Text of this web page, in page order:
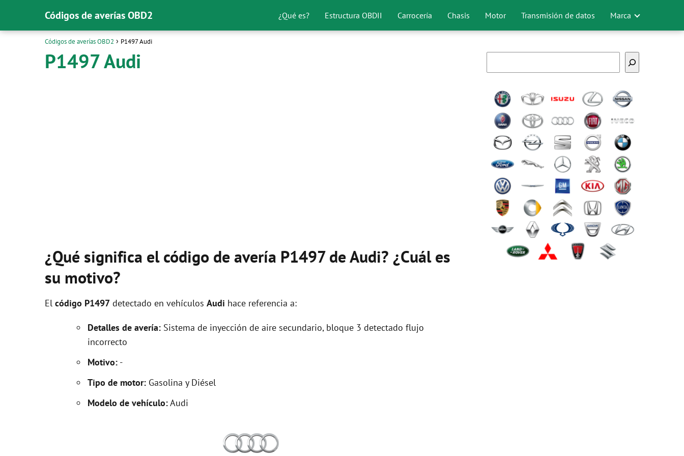
Códigos de averías OBD2 ¿Qué es? Estructura OBDII Carrocería Chasis Motor Transmisión de datos Marca
Códigos de averías OBD2 P1497 Audi
P1497 Audi
¿Qué significa el código de avería P1497 de Audi? ¿Cuál es
su motivo?
El código P1497 detectado en vehículos Audi hace referencia a:
Detalles de avería: Sistema de inyección de aire secundario, bloque 3 detectado flujo
incorrecto
Motivo: -
Tipo de motor: Gasolina y Diésel
Modelo de vehículo:Audi